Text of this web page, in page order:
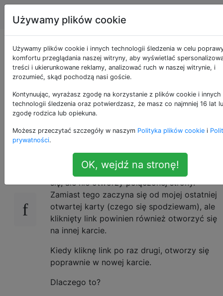
Apple Tagi
Kliknięcie linków
zewnętrznych
otwiera Chrome, ale
nie link
Kiedy kliknę link zewnętrzny, a Google
Chrome jeszcze nie działa, Chrome uruchomi
się, ale nie otworzy połączonej strony.
Zamiast tego zaczyna się od mojej ostatniej
otwartej karty (czego się spodziewam), ale
kliknięty link powinien również otworzyć się
na innej karcie.
Kiedy kliknę link po raz drugi, otworzy się
poprawnie w nowej karcie.
Dlaczego to?
Używamy plików cookie
Używamy plików cookie i innych technologii śledzenia w celu
komfortu przeglądania naszej witryny, aby wyświetlać
treści i ukierunkowane reklamy, analizować ruch w naszej witrynie, i
zrozumieć, skąd pochodzą nasi goście.
Kontynuując, wyrażasz zgodę na korzystanie z plików cookie i innych
technologii śledzenia oraz potwierdzasz, że masz co najmniej 16 lat
zgodę rodzica lub opiekuna.
Możesz przeczytać szczegóły w naszym Polityka plików cookie i
prywatności.
OK, wejdź na stronę!